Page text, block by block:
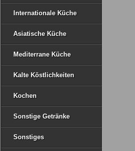
Internationale Küche
Asiatische Küche
Mediterrane Küche
Kalte Köstlichkeiten
Kochen
Sonstige Getränke
Sonstiges